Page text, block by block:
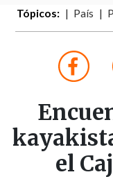
Tópicos: País
el